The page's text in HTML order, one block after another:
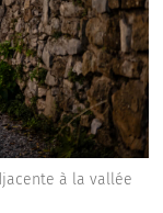
à la vallée